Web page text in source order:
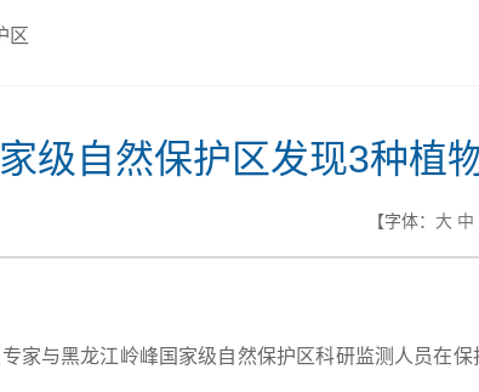
区
级自然保护区发现3种植
【字体： 大 中
家与黑龙江岭峰国家级自然保护区科研监测人员在